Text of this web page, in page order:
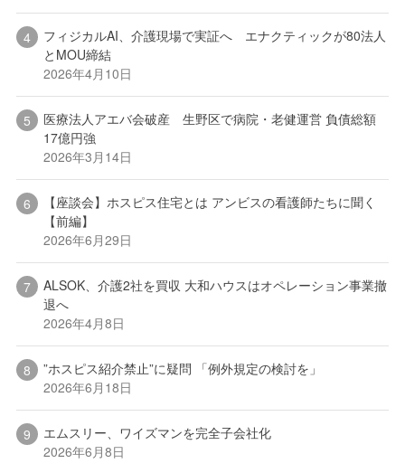
フィジカルAI、介護現場で実証へ エナクティックが80法人
とMOU締結
2026年4月10日
医療法人アエバ会破産 生野区で病院・老健運営 負債総額
17億円強
2026年3月14日
【座談会】ホスピス住宅とは アンビスの看護師たちに聞く
【前編】
2026年6月29日
ALSOK、介護2社を買収 大和ハウスはオペレーション事業撤
退へ
2026年4月8日
”ホスピス紹介禁止”に疑問 「例外規定の検討を」
2026年6月18日
エムスリー、ワイズマンを完全子会社化
2026年6月8日